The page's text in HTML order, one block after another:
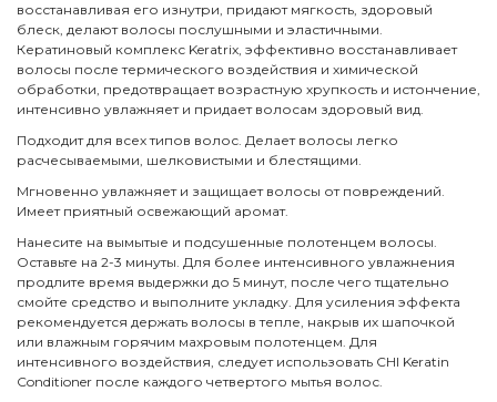
восстанавливая его изнутри, придают мягкость, здоровый
блеск, делают волосы послушными и эластичными.
Кератиновый комплекс Keratrix, эффективно восстанавливает
волосы после термического воздействия и химической
обработки, предотвращает возрастную хрупкость и истончение,
интенсивно увлажняет и придает волосам здоровый вид.
Подходит для всех типов волос. Делает волосы легко
расчесываемыми, шелковистыми и блестящими.
Мгновенно увлажняет и защищает волосы от повреждений.
Имеет приятный освежающий аромат.
Нанесите на вымытые и подсушенные полотенцем волосы.
Оставьте на 2-3 минуты. Для более интенсивного увлажнения
продлите время выдержки до 5 минут, после чего тщательно
смойте средство и выполните укладку. Для усиления эффекта
рекомендуется держать волосы в тепле, накрыв их шапочкой
или влажным горячим махровым полотенцем. Для
интенсивного воздействия, следует использовать CHI Keratin
Conditioner после каждого четвертого мытья волос.